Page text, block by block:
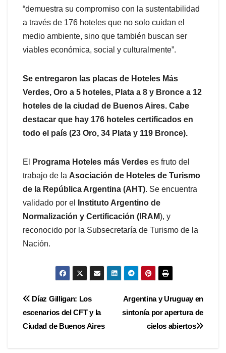
“demuestra su compromiso con la sustentabilidad
a través de 176 hoteles que no solo cuidan el
medio ambiente, sino que también buscan ser
viables económica, social y culturalmente”.
Se entregaron las placas de Hoteles Más
Verdes, Oro a 5 hoteles, Plata a 8 y Bronce a 12
hoteles de la ciudad de Buenos Aires. Cabe
destacar que hay 176 hoteles certificados en
todo el país (23 Oro, 34 Plata y 119 Bronce).
El Programa Hoteles más Verdes es fruto del
trabajo de la Asociación de Hoteles de Turismo
de la República Argentina (AHT). Se encuentra
validado por el
Instituto Argentino de
Normalización y Certificación (IRAM), y
reconocido por la Subsecretaría de Turismo de la
Nación.
Navegación
de
Argentina y Uruguay en
sintonía por apertura de
cielos abiertos
Díaz Gilligan: Los
escenarios del CFT y la
Ciudad de Buenos Aires